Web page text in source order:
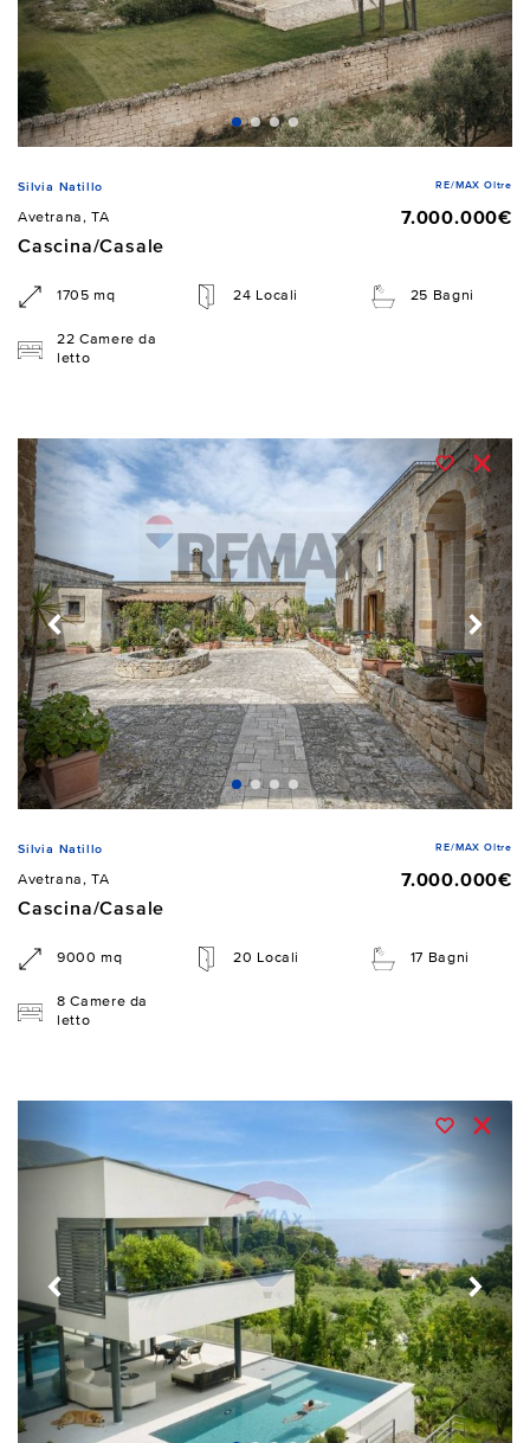
Silvia Natillo RE/MAX Oltre
Avetrana, TA
7.000.000€
Cascina/Casale
1705 mq 24 Locali 25 Bagni
22 Camere da
letto
Silvia Natillo RE/MAX Oltre
Avetrana, TA
7.000.000€
Cascina/Casale
9000 mq 20 Locali 17 Bagni
8 Camere da
letto